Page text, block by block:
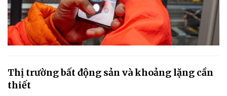
Thị trường bất động sản và khoảng lặng cần
thiết